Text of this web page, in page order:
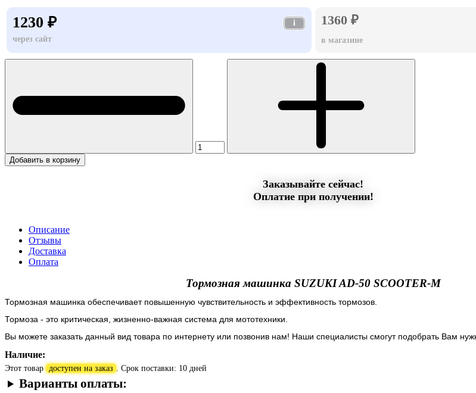
1230 ₽
i
через сайт
1360 ₽
в магазине
Добавить в корзину
Заказывайте сейчас!
Оплатие при получении!
Описание
Отзывы
Доставка
Оплата
Тормозная машинка SUZUKI AD-50 SCOOTER-M
Тормозная машинка обеспечивает повышенную чувствительность и эффективность тормозов.
Тормоза - это критическая, жизненно-важная система для мототехники.
Вы можете заказать данный вид товара по интернету или позвонив нам! Наши специалисты смогут подобрать Вам
Наличие:
Этот товар доступен на заказ . Срок поставки: 10 дней
Варианты оплаты: